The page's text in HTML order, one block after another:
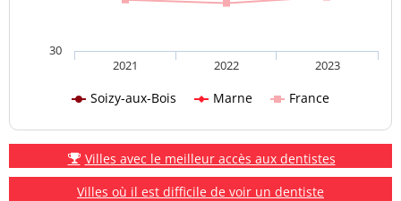
Soizy-aux-Bois Marne France
2021 2022 2023
30
Villes avec le meilleur accès aux dentistes
Villes où il est difficile de voir un dentiste